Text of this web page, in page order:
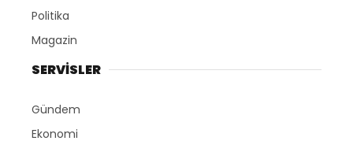
Politika
Magazin
SERVİSLER
Gündem
Ekonomi